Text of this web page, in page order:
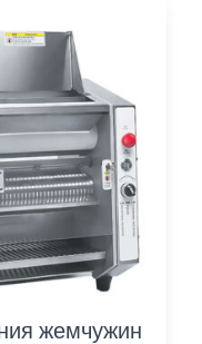
жемчужин